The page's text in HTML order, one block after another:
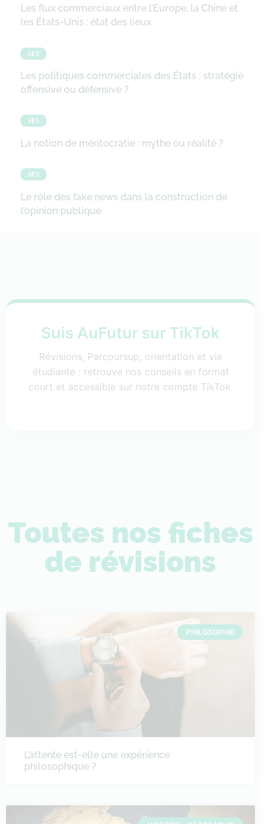
Les flux commerciaux entre l’Europe, la Chine et
les États-Unis : état des lieux
SES
Les politiques commerciales des États : stratégie
offensive ou défensive ?
SES
La notion de méritocratie : mythe ou réalité ?
SES
Le rôle des fake news dans la construction de
l’opinion publique
Suis AuFutur sur TikTok
Révisions, Parcoursup, orientation et vie
étudiante : retrouve nos conseils en format
court et accessible sur notre compte TikTok.
Toutes nos fiches
de révisions
PHILOSOPHIE
L’attente est-elle une expérience
philosophique ?